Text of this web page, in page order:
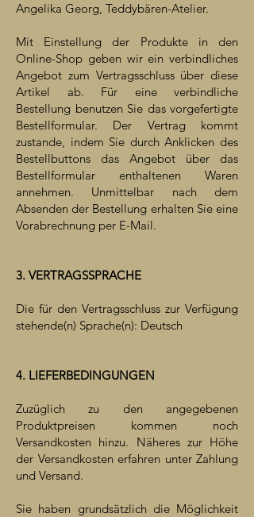
Angelika Georg, Teddybären-Atelier.
Mit Einstellung der Produkte in den
Online-Shop geben wir ein verbindliches
Angebot zum Vertragsschluss über diese
Artikel ab. Für eine verbindliche
Bestellung benutzen Sie das vorgefertigte
Bestellformular. Der Vertrag kommt
zustande, indem Sie durch Anklicken des
Bestellbuttons das Angebot über das
Bestellformular enthaltenen Waren
annehmen. Unmittelbar nach dem
Absenden der Bestellung erhalten Sie eine
Vorabrechnung per E-Mail.
3. VERTRAGSSPRACHE
Die für den Vertragsschluss zur Verfügung
stehende(n) Sprache(n): Deutsch
4. LIEFERBEDINGUNGEN
Zuzüglich zu den angegebenen
Produktpreisen kommen noch
Versandkosten hinzu. Näheres zur Höhe
der Versandkosten erfahren unter Zahlung
und Versand.
Sie haben grundsätzlich die Möglichkeit